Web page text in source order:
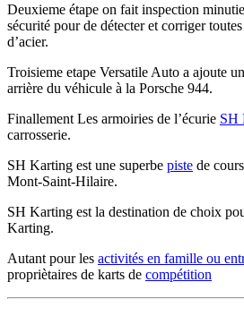
Deuxieme étape on fait inspection
sécurité pour de détecter et corriger
d’acier.
Troisieme etape Versatile Auto a ajoute
arrière du véhicule à la Porsche 944.
Finallement Les armoiries de l’écurie SH
carrosserie.
SH Karting est une superbe piste de
Mont-Saint-Hilaire.
SH Karting est la destination de choix
Karting.
Autant pour les activités en famille ou
propriètaires de karts de compétition